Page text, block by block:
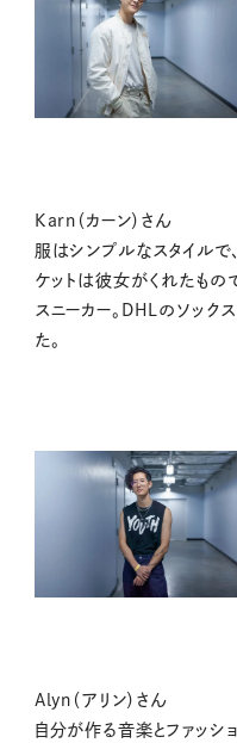
Karn（カーン）さん
服はシンプルなスタイルで
ケットは彼女がくれたもの
スニーカー。DHLのソッ
た。
Alyn（アリン）さん
自分が作る音楽とファッシ